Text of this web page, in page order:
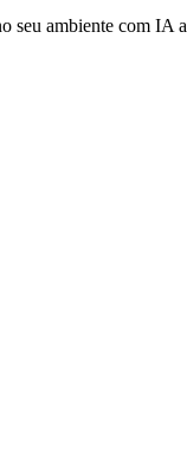
seu ambiente com IA